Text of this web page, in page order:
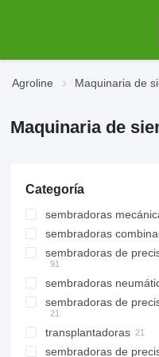
Agroline Maquinaria de
Maquinaria de
Categoría
sembradoras
sembradoras
sembradoras de
sembradoras
sembradoras de
transplantadoras
sembradoras de